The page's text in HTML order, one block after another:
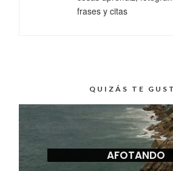
frases y citas
QUIZÁS TE
AFOTANDO